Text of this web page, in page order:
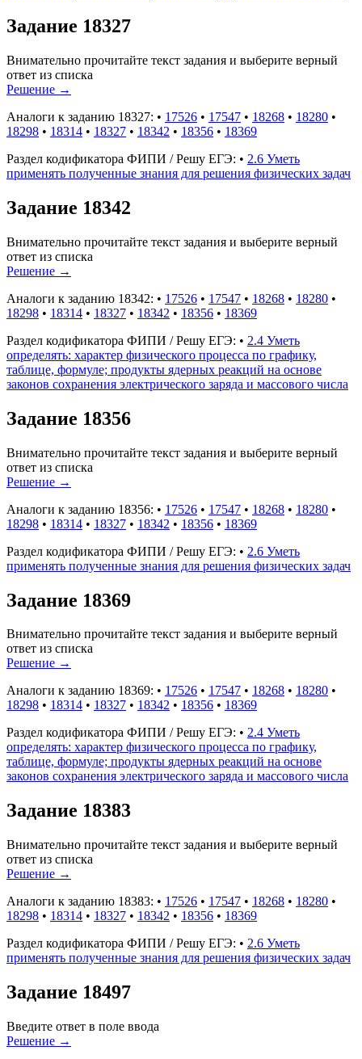
Задание 18327
Внимательно прочитайте текст задания и выберите верный
ответ из списка
Решение →
Аналоги к заданию 18327: • 17526 • 17547 • 18268 • 18280 •
18298 • 18314 • 18327 • 18342 • 18356 • 18369
Раздел кодификатора ФИПИ / Решу ЕГЭ: • 2.6 Уметь
применять полученные знания для решения физических задач
Задание 18342
Внимательно прочитайте текст задания и выберите верный
ответ из списка
Решение →
Аналоги к заданию 18342: • 17526 • 17547 • 18268 • 18280 •
18298 • 18314 • 18327 • 18342 • 18356 • 18369
Раздел кодификатора ФИПИ / Решу ЕГЭ: • 2.4 Уметь
определять: характер физического процесса по графику,
таблице, формуле; продукты ядерных реакций на основе
законов сохранения электрического заряда и массового числа
Задание 18356
Внимательно прочитайте текст задания и выберите верный
ответ из списка
Решение →
Аналоги к заданию 18356: • 17526 • 17547 • 18268 • 18280 •
18298 • 18314 • 18327 • 18342 • 18356 • 18369
Раздел кодификатора ФИПИ / Решу ЕГЭ: • 2.6 Уметь
применять полученные знания для решения физических задач
Задание 18369
Внимательно прочитайте текст задания и выберите верный
ответ из списка
Решение →
Аналоги к заданию 18369: • 17526 • 17547 • 18268 • 18280 •
18298 • 18314 • 18327 • 18342 • 18356 • 18369
Раздел кодификатора ФИПИ / Решу ЕГЭ: • 2.4 Уметь
определять: характер физического процесса по графику,
таблице, формуле; продукты ядерных реакций на основе
законов сохранения электрического заряда и массового числа
Задание 18383
Внимательно прочитайте текст задания и выберите верный
ответ из списка
Решение →
Аналоги к заданию 18383: • 17526 • 17547 • 18268 • 18280 •
18298 • 18314 • 18327 • 18342 • 18356 • 18369
Раздел кодификатора ФИПИ / Решу ЕГЭ: • 2.6 Уметь
применять полученные знания для решения физических задач
Задание 18497
Введите ответ в поле ввода
Решение →